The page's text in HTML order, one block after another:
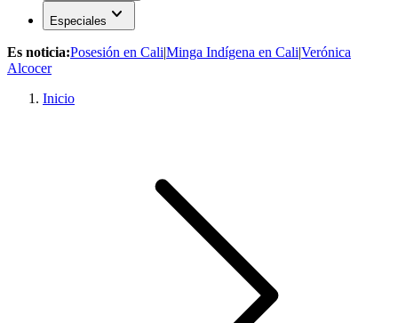
Especiales expand_more
Es noticia:Posesión en Cali|Minga Indígena en Cali|Verónica
Alcocer
Inicio